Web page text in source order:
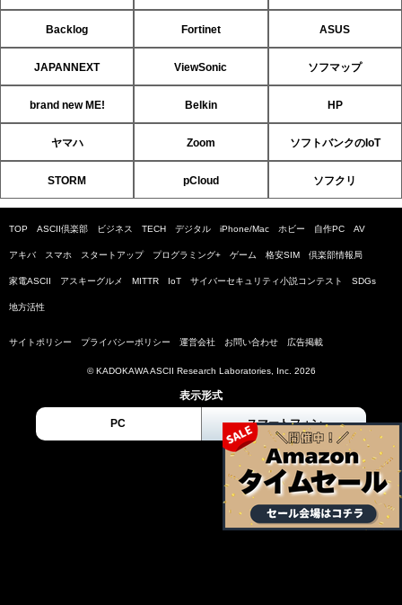
Backlog Fortinet ASUS
JAPANNEXT ViewSonic ソフマップ
brand new ME! Belkin HP
ヤマハ Zoom ソフトバンクのIoT
STORM pCloud ソフクリ
TOP ASCII倶楽部 ビジネス TECH デジタル iPhone/Mac ホビー 自作PC AV
アキバ スマホ スタートアップ プログラミング+ ゲーム 格安SIM 倶楽部情報局
家電ASCII アスキーグルメ MITTR IoT サイバーセキュリティ小説コンテスト SDGs
地方活性
サイトポリシー プライバシーポリシー 運営会社 お問い合わせ 広告掲載
© KADOKAWA ASCII Research Laboratories, Inc. 2026
表示形式
PC スマートフォン